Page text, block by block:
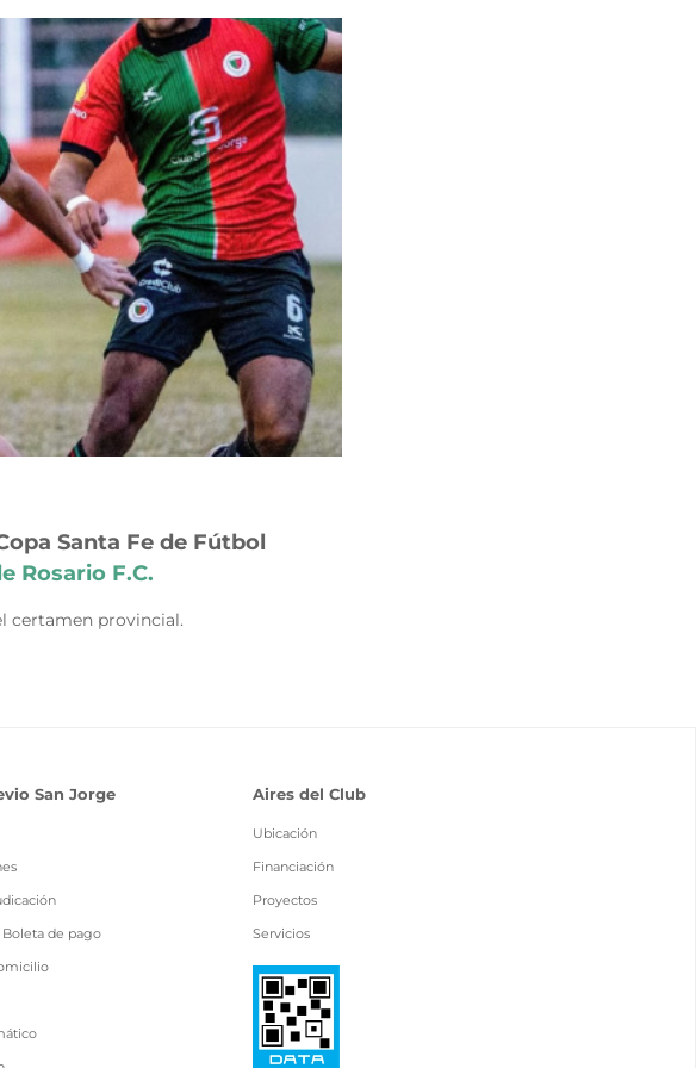
Santa Fe de Fútbol
Rosario F.C.
certamen provincial.
San Jorge
de pago
Aires del Club
Ubicación
Financiación
Proyectos
Servicios